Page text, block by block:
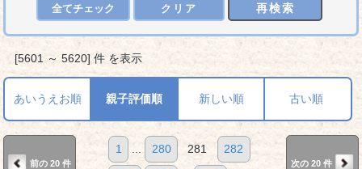
全てチェック クリア 再検索
[5601 ～ 5620] 件 を表示
あいうえお順 親子評価順 新しい順 古い順
前の 20 件
1 280 281 282
次の 20 件